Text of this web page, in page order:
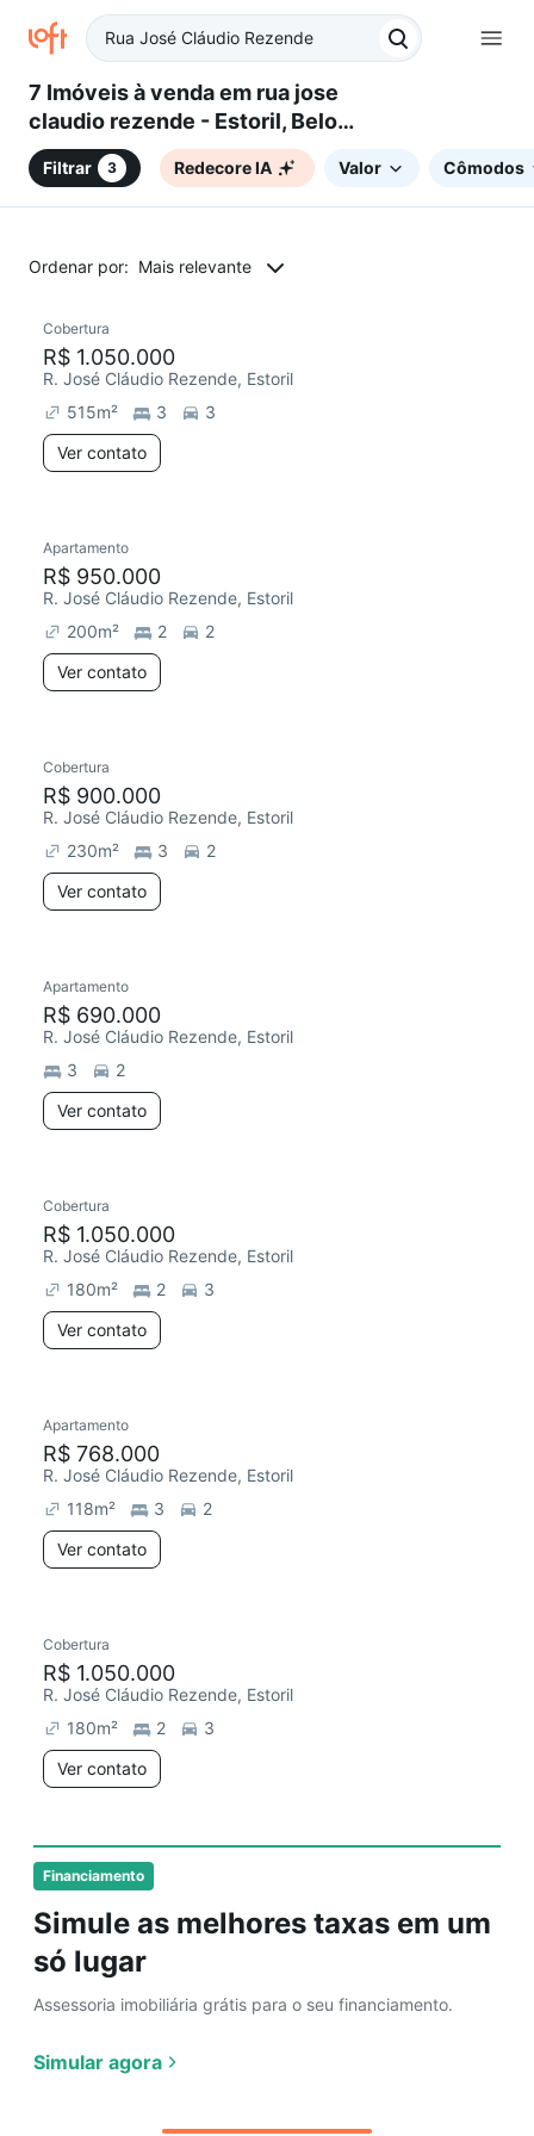
7 Imóveis à venda em rua jose
claudio rezende - Estoril, Belo
Horizonte, MG
Filtrar 3 Redecore IA Valor Cômodos
Ordenar por: Mais relevante
Financiamento
Simule as melhores taxas em um
só lugar
Assessoria imobiliária grátis para o seu financiamento.
Simular agora
Redecorar
Cobertura
R$ 1.050.000
R. José Cláudio Rezende, Estoril
515m² 3
3
Ver contato
Redecorar
Apartamento
R$ 950.000
R. José Cláudio Rezende, Estoril
200m² 2
2
Ver contato
Redecorar
Cobertura
R$ 900.000
R. José Cláudio Rezende, Estoril
230m² 3
2
Ver contato
Redecorar
Apartamento
R$ 690.000
R. José Cláudio Rezende, Estoril
3
2
Ver contato
Cobertura
R$ 1.050.000
R. José Cláudio Rezende, Estoril
180m² 2
3
Ver contato
Apartamento
R$ 768.000
R. José Cláudio Rezende, Estoril
118m² 3
2
Ver contato
Cobertura
R$ 1.050.000
R. José Cláudio Rezende, Estoril
180m² 2
3
Ver contato